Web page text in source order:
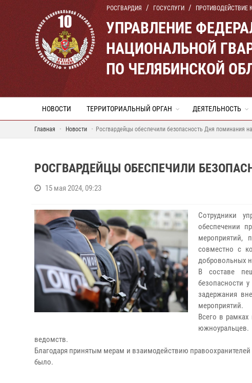
РОСГВАРДИЯ ГОСУСЛУГИ ПРОТИВОДЕЙСТВИЕ
УПРАВЛЕНИЕ
НАЦИОНАЛЬНОЙ
ПО ЧЕЛЯБИНСКОЙ
НОВОСТИ ТЕРРИТОРИАЛЬНЫЙ ОРГАН ДЕЯТЕЛЬНОСТЬ
Главная Новости Росгвардейцы обеспечили безопасность Дня поминания
РОСГВАРДЕЙЦЫ ОБЕСПЕЧИЛИ
15 мая 2024, 09:23
Сотрудники
обеспечении
мероприятий,
совместно с
добровольных
В составе
безопасности
задержания
мероприятий.
Всего в рамках
ведомств.
Благодаря принятым мерам и взаимодействию
было.